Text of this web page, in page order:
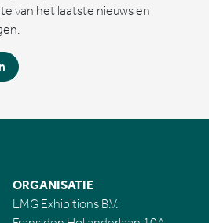
van het laatste nieuws en
ORGANISATIE
LMG Exhibitions B.V.